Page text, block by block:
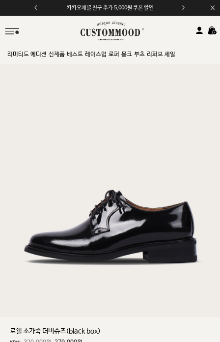
카카오채널 친구 추가 5,000원 쿠폰 할인
모바일 앱 자동 2,000원 할인
리미티드 에디션 신제품 베스트 레이스업 로퍼 몽크 부츠 리퍼브 세일
로쉘 소가죽 더비슈즈(black box)